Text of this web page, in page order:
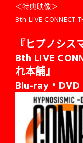
＜特典映像＞
8th LIVE CONNECT
『ヒプノシ
8th LIVE
れ本舗』
Blu-ray・DVD